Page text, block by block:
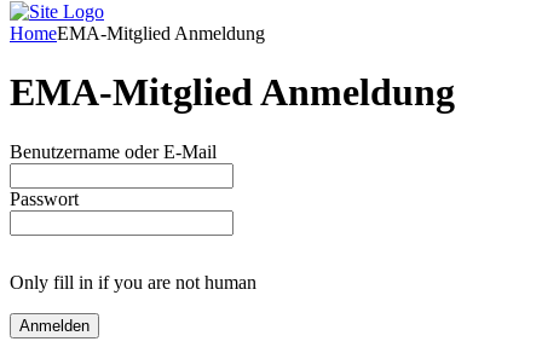
HomeEMA-Mitglied Anmeldung
EMA-Mitglied Anmeldung
Benutzername oder E-Mail
Passwort
Only fill in if you are not human